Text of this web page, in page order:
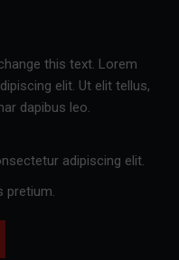
this text. Lorem
elit. Ut elit tellus,
dapibus leo.
adipiscing elit.
pretium.